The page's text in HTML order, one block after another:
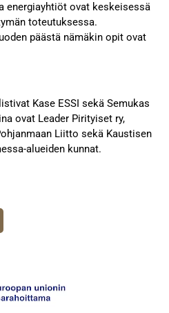
energiayhtiöt ovat keskeisessä
toteutuksessa.
päästä nämäkin opit ovat
Kase ESSI sekä Semukas
ovat Leader Pirityiset ry,
Liitto sekä Kaustisen
alueiden kunnat.